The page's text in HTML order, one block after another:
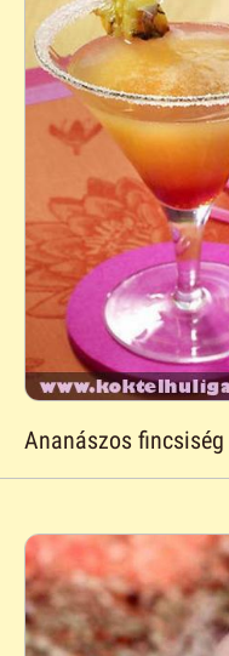
Ananászos fincsiség